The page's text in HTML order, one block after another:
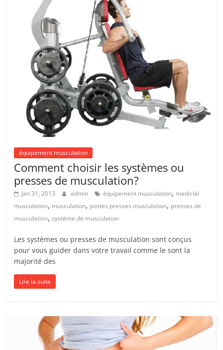
équipement musculation
Comment choisir les systèmes ou
presses de musculation?
Jan 31, 2013 admin équipement musculation, matériel
musculation, musculation, postes presses musculation, presses de
musculation,système de musculation
Les systèmes ou presses de musculation sont conçus
pour vous guider dans votre travail comme le sont la
majorité des
Lire la suite